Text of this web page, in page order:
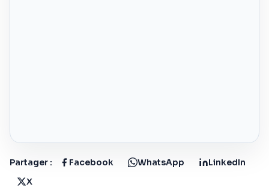
Partager : Facebook WhatsApp
LinkedIn
X